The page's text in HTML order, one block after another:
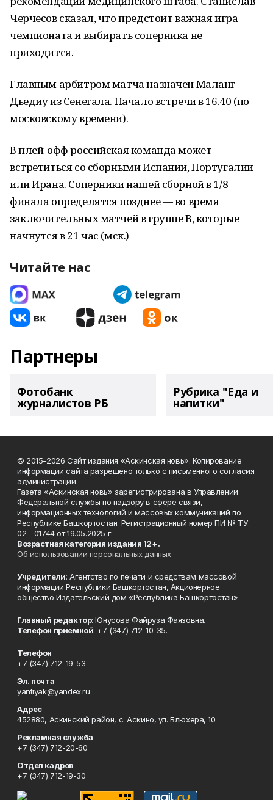
Черчесов сказал, что предстоит важная игра
чемпионата и выбирать соперника не
приходится.
Главным арбитром матча назначен Маланг
Дьедиу из Сенегала. Начало встречи в 16.40 (по
московскому времени).
В плей-офф российская команда может
встретиться со сборными Испании, Португалии
или Ирана. Соперники нашей сборной в 1/8
финала определятся позднее — во время
заключительных матчей в группе В, которые
начнутся в 21 час (мск.)
Читайте нас
Партнеры
Фотобанк
журналистов РБ
Рубрика "Еда и
напитки"
© 2015-2026 Сайт издания «Аскинская новь». Копирование
информации сайта разрешено только с письменного согласия
администрации.
Газета «Аскинская новь» зарегистрирована в Управлении
Федеральной службы по надзору в сфере связи,
информационных технологий и массовых коммуникаций по
Республике Башкортостан. Регистрационный номер ПИ № ТУ
02 - 01744 от 19.05.2025 г.
Возрастная категория издания 12+.
Об использовании персональных данных
Учредители: Агентство по печати и средствам массовой
информации Республики Башкортостан, Акционерное
общество Издательский дом «Республика Башкортостан».
Главный редактор: Юнусова Файруза Фаязовна.
Телефон приемной: +7 (347) 712-10-35.
Телефон
+7 (347) 712-19-53
Эл. почта
yantiyak@yandex.ru
Адрес
452880, Аскинский район, с. Аскино, ул. Блюхера, 10
Рекламная служба
+7 (347) 712-20-60
Отдел кадров
+7 (347) 712-19-30